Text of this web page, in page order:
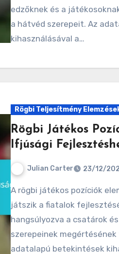
edzőknek és a
a hátvéd szerepeit. Az
kihasználásával a…
Rögbi Teljesítmény
Rögbi Játékos
Ifjúsági
Julian Carter 23/12/
A rögbi játékos pozíciók elemzése kulcsszerepet
játszik a fiatalok
hangsúlyozva a csatárok
szerepeinek
adatalapú betekintések